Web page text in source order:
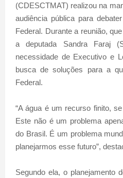
(CDESCTMAT) realizou na
audiência pública para
Federal. Durante a reunião,
a deputada Sandra Faraj
necessidade de Executivo e
busca de soluções para a
Federal.
“A água é um recurso finito,
Este não é um problema
do Brasil. É um problema
planejarmos esse futuro”,
Segundo ela, o planejamento